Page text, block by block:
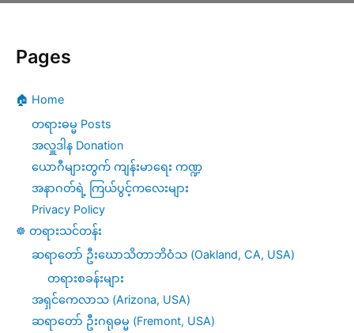
Pages
🏠 Home
တရားဓမ္မ Posts
အလှူဒါန Donation
ယောဂီများတွက် ကျန်းမာရေး ကဏ္ဍ
အနာဂတ်ရဲ့ ကြယ်ပွင့်ကလေးများ
Privacy Policy
☸️ တရားသင်တန်း
ဆရာတော် ဦးဃောသိတာဘိဝံသ (Oakland, CA, USA)
တရားစခန်းများ
အရှင်ကေလာသ (Arizona, USA)
ဆရာတော် ဦးဂရုဓမ္မ (Fremont, USA)